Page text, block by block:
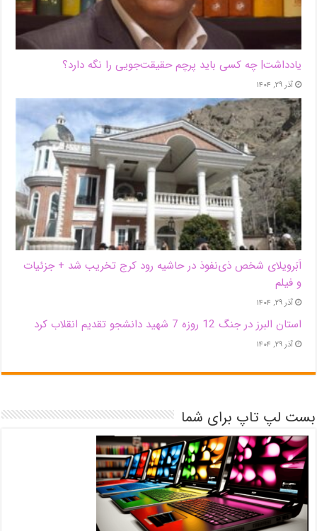
یادداشت| ‌چه کسی باید پرچم حقیقت‌جویی را نگه دارد؟
آذر ۲۹, ۱۴۰۴
اَبَر‌ویلای شخص ذی‌نفوذ در حاشیه‌ رود کرج تخریب شد + جزئیات
و فیلم
آذر ۲۹, ۱۴۰۴
استان البرز در جنگ 12 روزه 7 شهید دانشجو تقدیم انقلاب کرد
آذر ۲۹, ۱۴۰۴
بست لپ تاپ برای شما